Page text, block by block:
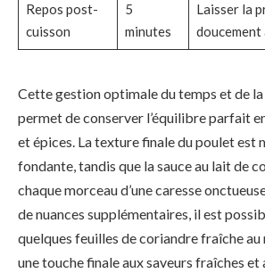
Repos post-
cuisson
5
minutes
Laisser la
Cette gestion optimale du temps et de
permet de conserver l’équilibre parfait
et épices. La texture finale du poulet est
fondante, tandis que la sauce au lait de
chaque morceau d’une caresse
de nuances supplémentaires, il est
quelques feuilles de coriandre fraîche
une touche finale aux saveurs fraîches et